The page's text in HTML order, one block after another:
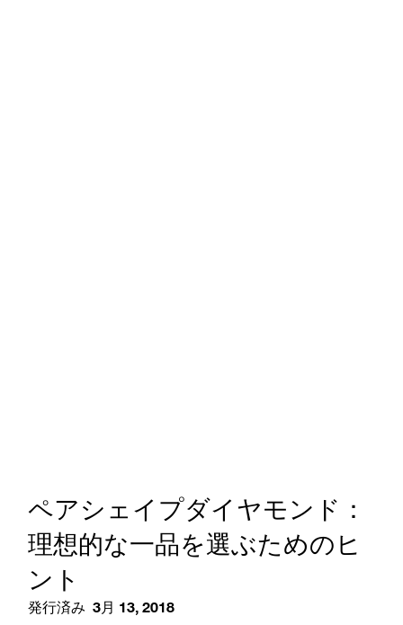
ペアシェイプダイヤモンド：
理想的な一品を選ぶためのヒ
ント
発行済み 3月 13, 2018